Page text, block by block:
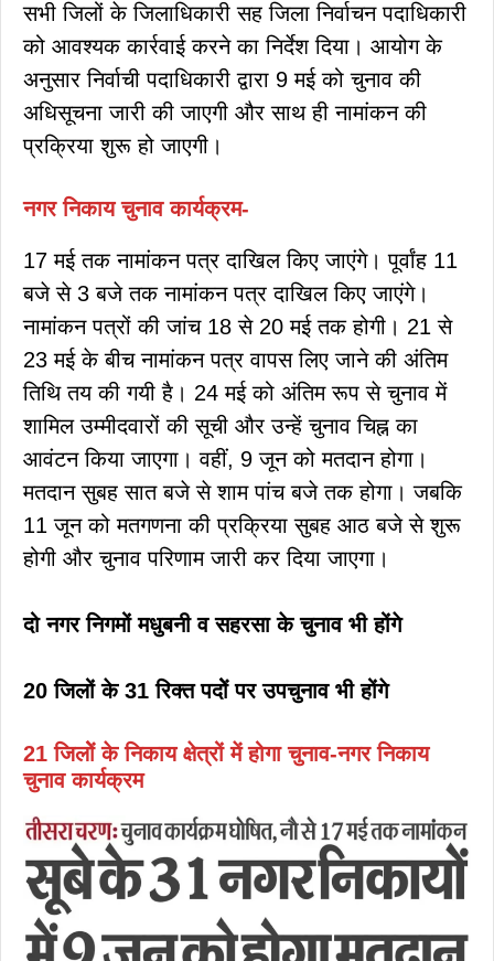
सभी जिलों के जिलाधिकारी सह जिला निर्वाचन पदाधिकारी
को आवश्यक कार्रवाई करने का निर्देश दिया। आयोग के
अनुसार निर्वाची पदाधिकारी द्वारा 9 मई को चुनाव की
अधिसूचना जारी की जाएगी और साथ ही नामांकन की
प्रक्रिया शुरू हो जाएगी।
नगर निकाय चुनाव कार्यक्रम-
17 मई तक नामांकन पत्र दाखिल किए जाएंगे। पूर्वांह 11
बजे से 3 बजे तक नामांकन पत्र दाखिल किए जाएंगे।
नामांकन पत्रों की जांच 18 से 20 मई तक होगी। 21 से
23 मई के बीच नामांकन पत्र वापस लिए जाने की अंतिम
तिथि तय की गयी है। 24 मई को अंतिम रूप से चुनाव में
शामिल उम्मीदवारों की सूची और उन्हें चुनाव चिह्न का
आवंटन किया जाएगा। वहीं, 9 जून को मतदान होगा।
मतदान सुबह सात बजे से शाम पांच बजे तक होगा। जबकि
11 जून को मतगणना की प्रक्रिया सुबह आठ बजे से शुरू
होगी और चुनाव परिणाम जारी कर दिया जाएगा।
दो नगर निगमों मधुबनी व सहरसा के चुनाव भी होंगे
20 जिलों के 31 रिक्त पदोें पर उपचुनाव भी होंगे
21 जिलोें के निकाय क्षेत्रों में होगा चुनाव-नगर निकाय
चुनाव कार्यक्रम